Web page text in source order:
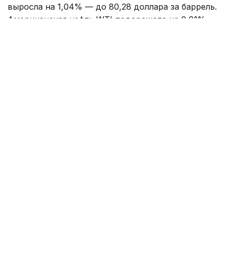
выросла на 1,04% — до 80,28 доллара за баррель.
Американская нефть WTI подорожала на 0,81% —